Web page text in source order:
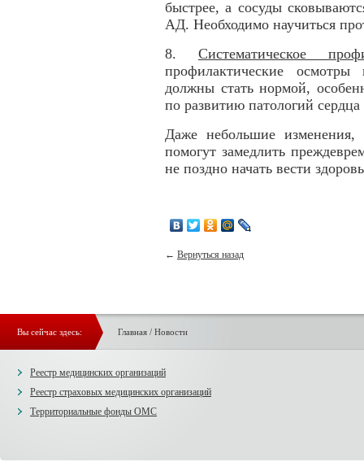
быстрее, а сосуды
АД. Необходимо научиться
8. Систематическое
профилактические
должны стать нормой,
по развитию патологий сердца
Даже небольшие
помогут замедлить
не поздно начать вести
← Вернуться назад
Вы сейчас здесь: Главная/ Новости
Реестр медицинских организаций
Реестр страховых медицинских организаций
Территориальные фонды ОМС